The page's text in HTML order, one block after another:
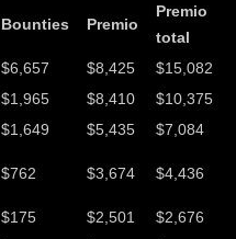
Bounties Premio
Premio
total
$6,657 $8,425
$15,082
$1,965 $8,410
$10,375
$1,649 $5,435 $7,084
$762 $3,674 $4,436
$175 $2,501
$2,676